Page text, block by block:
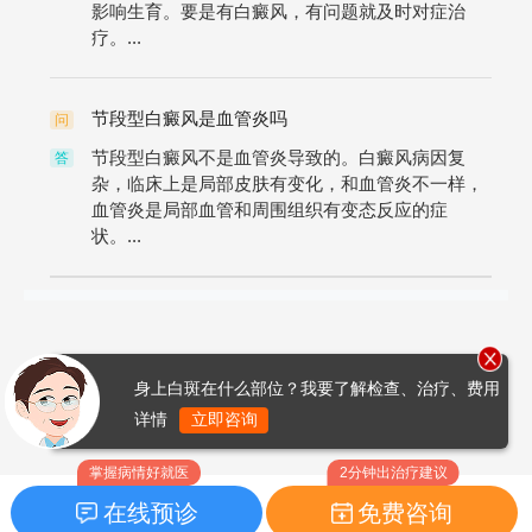
影响生育。要是有白癜风，有问题就及时对症治
疗。...
问 节段型白癜风是血管炎吗
答
节段型白癜风不是血管炎导致的。白癜风病因复
杂，临床上是局部皮肤有变化，和血管炎不一样，
血管炎是局部血管和周围组织有变态反应的症
状。...
掌握病情好就医
在线预诊
2分钟出治疗建议
免费咨询
身上白斑在什么部位？我要了解检查、治疗、费用
详情
立即咨询